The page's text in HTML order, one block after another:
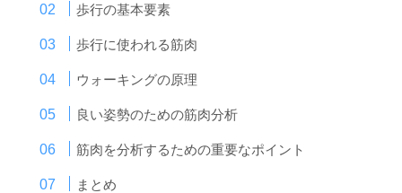
歩行の基本要素
歩行に使われる筋肉
ウォーキングの原理
良い姿勢のための筋肉分析
筋肉を分析するための重要なポイント
まとめ